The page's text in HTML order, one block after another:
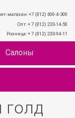
магазин: +7 (812) 600-4-300
Опт: + 7 (812) 233-14-50
Розница: + 7 (812) 233-94-11
Салоны
голд